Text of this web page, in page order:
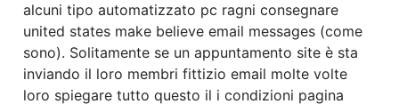
alcuni tipo automatizzato pc ragni consegnare
united states make believe email messages (come
sono). Solitamente se un appuntamento site è sta
inviando il loro membri fittizio email molte volte
loro spiegare tutto questo il i condizioni pagina